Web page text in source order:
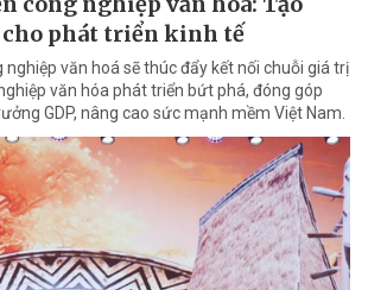
phát triển kinh tế
nghiệp văn hoá sẽ thúc đẩy kết nối chuỗi giá trị
văn hóa phát triển bứt phá, đóng góp
GDP, nâng cao sức mạnh mềm Việt Nam.